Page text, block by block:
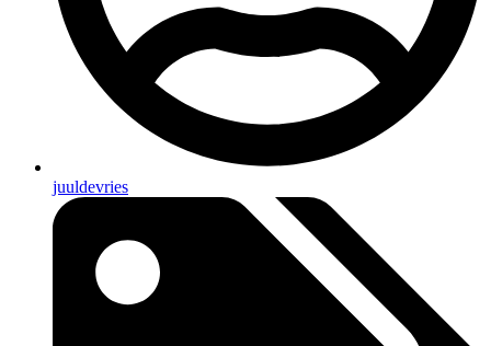
juuldevries